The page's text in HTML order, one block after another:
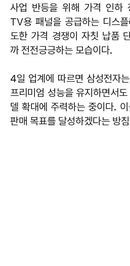
사업 반등을 위해 가격 인하
TV용 패널을 공급하는 디스
도한 가격 경쟁이 자칫 납품
까 전전긍긍하는 모습이다.
4일 업계에 따르면 삼성전자
프리미엄 성능을 유지하면서
델 확대에 주력하는 중이다.
판매 목표를 달성하겠다는 방